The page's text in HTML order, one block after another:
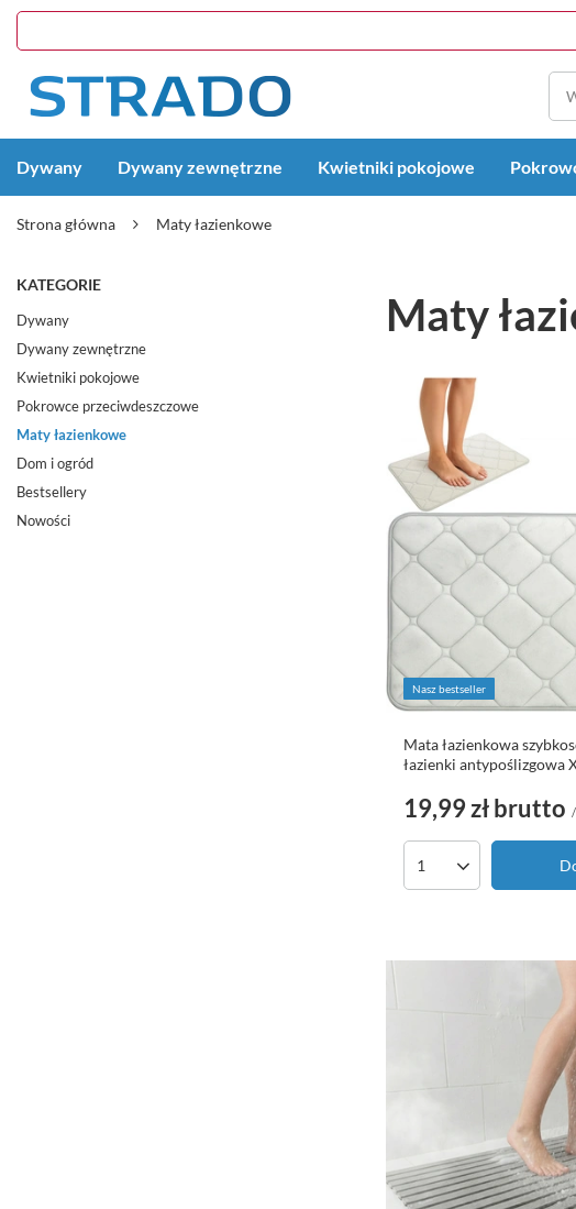
Dywany Dywany zewnętrzne Kwietniki pokojowe
Strona główna Maty łazienkowe
KATEGORIE
Dywany
Dywany zewnętrzne
Kwietniki pokojowe
Pokrowce przeciwdeszczowe
Maty łazienkowe
Dom i ogród
Bestsellery
Nowości
Maty
Nasz bestseller
Mata łazienkowa
łazienki antypoślizgowa
19,99 złbrutto /